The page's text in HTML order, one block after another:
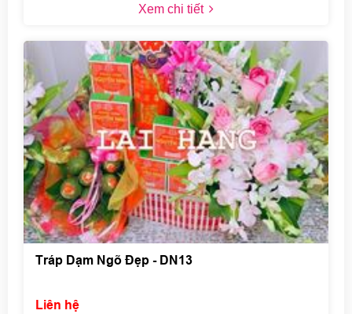
Xem chi tiết
Tráp Dạm Ngõ Đẹp - DN13
Liên hệ